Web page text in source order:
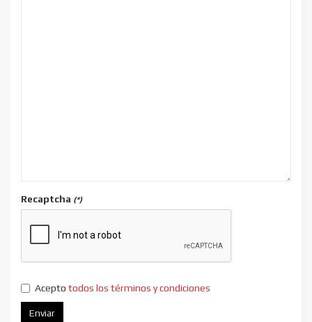
Recaptcha (*)
Acepto todos los términos y condiciones
Enviar